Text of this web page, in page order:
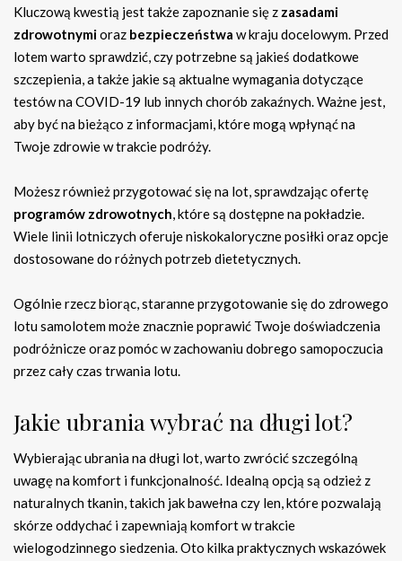
Kluczową kwestią jest także zapoznanie się z zasadami
zdrowotnymioraz bezpieczeństwa w kraju docelowym. Przed
lotem warto sprawdzić, czy potrzebne są jakieś dodatkowe
szczepienia, a także jakie są aktualne wymagania dotyczące
testów na COVID-19 lub innych chorób zakaźnych. Ważne jest,
aby być na bieżąco z informacjami, które mogą wpłynąć na
Twoje zdrowie w trakcie podróży.
Możesz również przygotować się na lot, sprawdzając ofertę
programów zdrowotnych, które są dostępne na pokładzie.
Wiele linii lotniczych oferuje niskokaloryczne posiłki oraz opcje
dostosowane do różnych potrzeb dietetycznych.
Ogólnie rzecz biorąc, staranne przygotowanie się do zdrowego
lotu samolotem może znacznie poprawić Twoje doświadczenia
podróżnicze oraz pomóc w zachowaniu dobrego samopoczucia
przez cały czas trwania lotu.
Jakie ubrania wybrać na długi lot?
Wybierając ubrania na długi lot, warto zwrócić szczególną
uwagę na komfort i funkcjonalność. Idealną opcją są odzież z
naturalnych tkanin, takich jak bawełna czy len, które pozwalają
skórze oddychać i zapewniają komfort w trakcie
wielogodzinnego siedzenia. Oto kilka praktycznych wskazówek